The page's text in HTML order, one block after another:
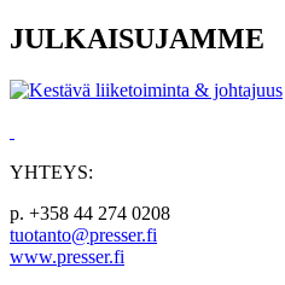
JULKAISUJAMME
YHTEYS:
p. +358 44 274 0208
tuotanto@presser.fi
www.presser.fi